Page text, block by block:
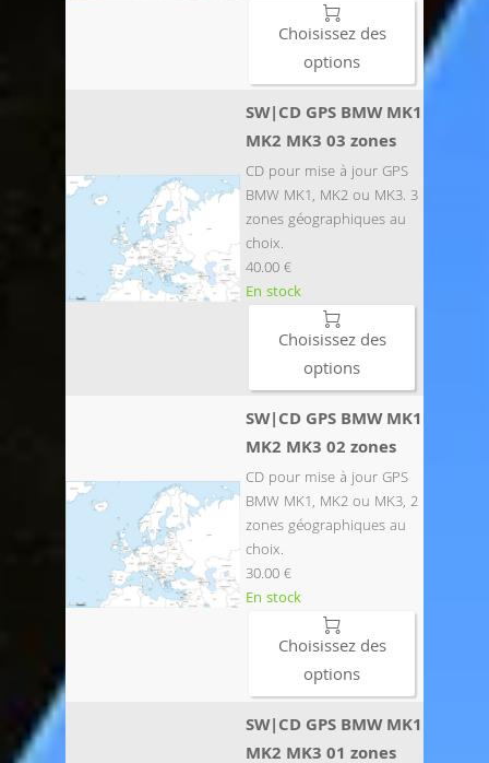

Choisissez des
options
SW|CD GPS BMW MK1
MK2 MK3 03 zones
CD pour mise à jour GPS
BMW MK1, MK2 ou MK3. 3
zones géographiques au
choix.
40.00 €
En stock

Choisissez des
options
SW|CD GPS BMW MK1
MK2 MK3 02 zones
CD pour mise à jour GPS
BMW MK1, MK2 ou MK3, 2
zones géographiques au
choix.
30.00 €
En stock

Choisissez des
options
SW|CD GPS BMW MK1
MK2 MK3 01 zones